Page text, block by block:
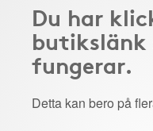
Du har
butikslänk
fungerar.
Detta kan bero på